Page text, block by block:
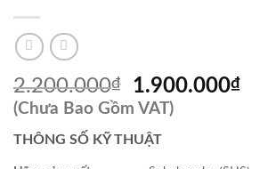
2.200.000₫
Giá
gốc
là:
2.200.000₫.
1.900.000₫Giá
(Chưa Bao Gồm VAT)
THÔNG SỐ KỸ THUẬT